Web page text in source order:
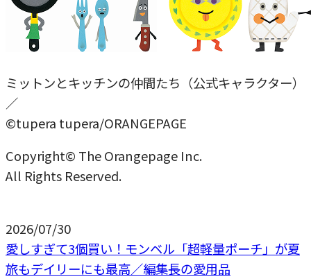
ミットンとキッチンの仲間たち（公式キャラクター）
／
©tupera tupera/ORANGEPAGE
Copyright© The Orangepage Inc.
All Rights Reserved.
2026/07/30
愛しすぎて3個買い！モンベル「超軽量ポーチ」が夏
旅もデイリーにも最高／編集長の愛用品